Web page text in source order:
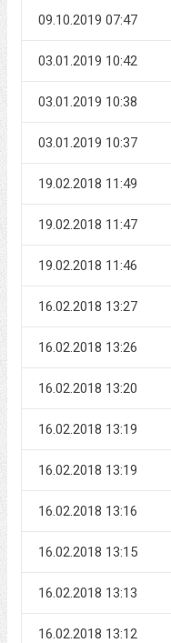
09.10.2019 07:47
03.01.2019 10:42
03.01.2019 10:38
03.01.2019 10:37
19.02.2018 11:49
19.02.2018 11:47
19.02.2018 11:46
16.02.2018 13:27
16.02.2018 13:26
16.02.2018 13:20
16.02.2018 13:19
16.02.2018 13:19
16.02.2018 13:16
16.02.2018 13:15
16.02.2018 13:13
16.02.2018 13:12